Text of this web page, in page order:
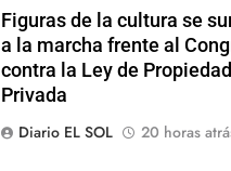
Figuras de la cultura se
a la marcha frente al
contra la Ley de Propiedad
Privada
Diario EL SOL
20 horas